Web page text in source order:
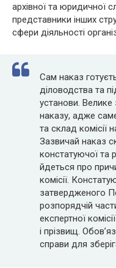
архівної та юридичної
представники інших
сфери діяльності
Сам наказ
діловодства та
установи.
наказу, адже
та склад комісії
Зазвичай наказ
констатуючої та
йдеться про
комісії.
затвердженого
розпорядчій
експертної
і прізвищ.
справи для